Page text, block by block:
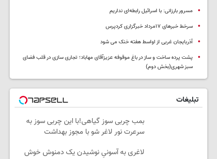
مسرور بارزانی: با اسرائیل رابطه‌ای نداریم
سرخط خبرهای ۱۷مرداد خبرگزاری کردپرس
آذربایجان غربی از اواسط هفته خنک می شود
پشت پرده ساخت و ساز در باغ موقوفه عزیزآقای مهاباد؛ تجاری سازی در قلب فضای
سبز شهری(بخش دوم)
تبلیغات
بمب چربی سوز گیاهی!با این چربی سوز به
سرعرت نور لاغر شو با مجوز بهداشت
لاغری به آسونیِ نوشیدن یک دمنوش خوش